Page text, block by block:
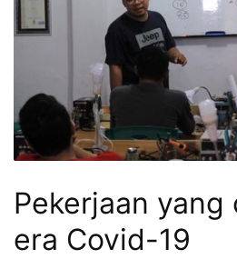
Pekerjaan yang
era Covid-19